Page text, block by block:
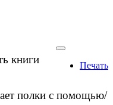
Печать
книги
полки с помощью/